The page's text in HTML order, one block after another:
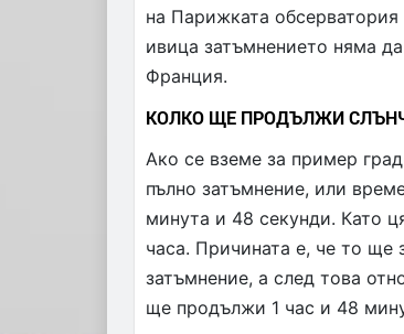
на Парижката
ивица затъмнението няма
Франция.
КОЛКО ЩЕ ПРОДЪЛЖИ
Ако се вземе за пример
пълно затъмнение, или
минута и 48 секунди. Като
часа. Причината е, че то ще
затъмнение, а след това
ще продължи 1 час и 48